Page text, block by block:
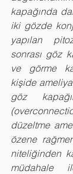
kapağında
iki gözde
yapılan
sonrası göz
ve görme
kişide
göz
düzeltme
özene
niteliğinden
müdahale